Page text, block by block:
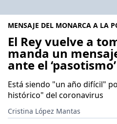
MENSAJE DEL MONARCA A LA
El Rey vuelve a
manda un
ante el
Está siendo "un año difícil"
histórico" del coronavirus
Cristina López Mantas